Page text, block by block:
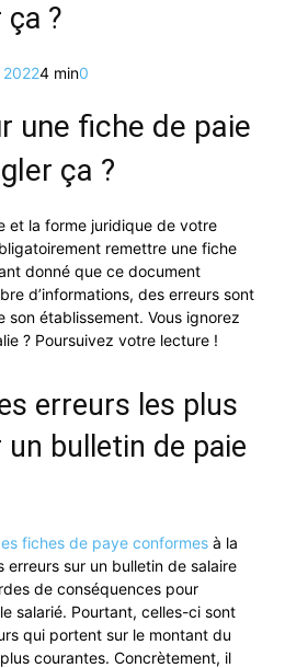
?
20224 min0
une fiche de paie
ça ?
et la forme juridique de votre
remettre une fiche
donné que ce document
d’informations, des erreurs sont
son établissement. Vous ignorez
? Poursuivez votre lecture !
erreurs les plus
bulletin de paie
fiches de paye conformes à la
erreurs sur un bulletin de salaire
de conséquences pour
salarié. Pourtant, celles-ci sont
qui portent sur le montant du
courantes. Concrètement, il